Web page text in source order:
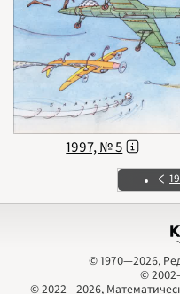
© 1970—2026,
©
1997, № 5
© 1970—2026,
©
© 2022—2026,